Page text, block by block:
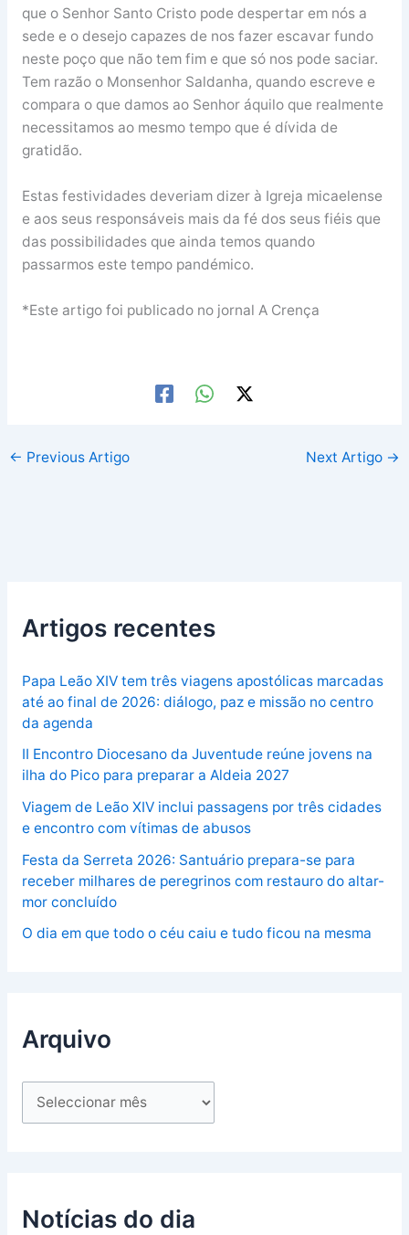
que o Senhor Santo Cristo pode despertar em nós a
sede e o desejo capazes de nos fazer escavar fundo
neste poço que não tem fim e que só nos pode saciar.
Tem razão o Monsenhor Saldanha, quando escreve e
compara o que damos ao Senhor áquilo que realmente
necessitamos ao mesmo tempo que é dívida de
gratidão.
Estas festividades deveriam dizer à Igreja micaelense
e aos seus responsáveis mais da fé dos seus fiéis que
das possibilidades que ainda temos quando
passarmos este tempo pandémico.
*Este artigo foi publicado no jornal A Crença
← Previous Artigo Next Artigo →
Artigos recentes
Papa Leão XIV tem três viagens apostólicas marcadas
até ao final de 2026: diálogo, paz e missão no centro
da agenda
II Encontro Diocesano da Juventude reúne jovens na
ilha do Pico para preparar a Aldeia 2027
Viagem de Leão XIV inclui passagens por três cidades
e encontro com vítimas de abusos
Festa da Serreta 2026: Santuário prepara-se para
receber milhares de peregrinos com restauro do altar-
mor concluído
O dia em que todo o céu caiu e tudo ficou na mesma
Arquivo
Notícias do dia